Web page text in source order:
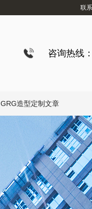
联
咨询热线
GRG造型定制文章